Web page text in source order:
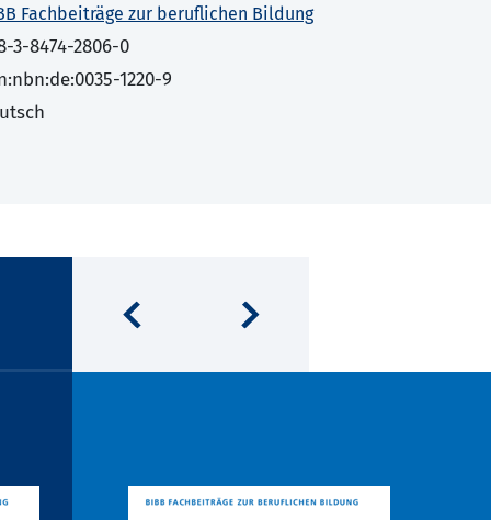
Fachbeiträge zur beruflichen Bildung
3-8474-2806-0
1220-9